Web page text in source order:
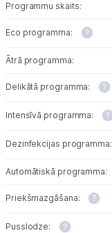
Programmu skaits:
Eco programma:
Ātrā programma:
Delikātā programma:
Intensīvā programma:
Dezinfekcijas programma:
Automātiskā programma:
Priekšmazgāšana:
Pusslodze: